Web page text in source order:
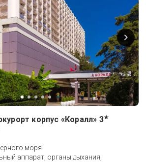
корпус «Коралл» 3★
моря
аппарат, органы дыхания,